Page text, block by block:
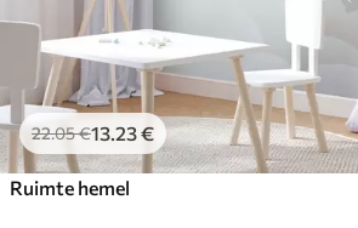
22.05€13.23€
Ruimte hemel